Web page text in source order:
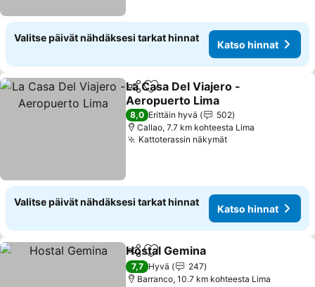
Valitse päivät nähdäksesi tarkat hinnat
Katso hinnat
Jaa Lisää suosikkeihin
La Casa Del Viajero -
Aeropuerto Lima
8,0 Erittäin hyvä
502
Callao, 7.7 km kohteesta Lima
Kattoterassin näkymät
Valitse päivät nähdäksesi tarkat hinnat
Katso hinnat
Jaa Lisää suosikkeihin
Hostal Gemina
7,7 Hyvä
247
Barranco, 10.7 km kohteesta Lima